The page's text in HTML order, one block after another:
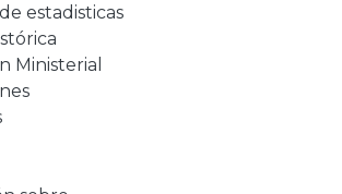
estadisticas
Ministerial